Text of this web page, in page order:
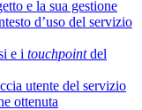
e la sua gestione
d’uso del servizio
e i touchpointdel
utente del servizio
ottenuta